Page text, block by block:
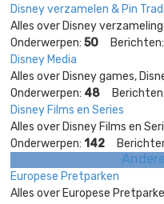
Disney verzamelen & Pin
Alles over Disney
Onderwerpen: 50 Berichten:
Disney Media
Alles over Disney games,
Onderwerpen: 48 Berichten:
Disney Films en Series
Alles over Disney Films en
Onderwerpen: 142
Europese Pretparken
Alles over Europese